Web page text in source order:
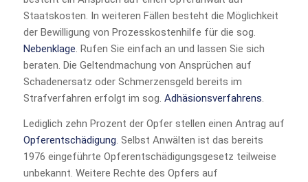
Staatskosten. In weiteren Fällen besteht die Möglichkeit
der Bewilligung von Prozesskostenhilfe für die sog.
Nebenklage. Rufen Sie einfach an und lassen Sie sich
beraten. Die Geltendmachung von Ansprüchen auf
Schadenersatz oder Schmerzensgeld bereits im
Strafverfahren erfolgt im sog. Adhäsionsverfahrens.
Lediglich zehn Prozent der Opfer stellen einen Antrag auf
Opferentschädigung. Selbst Anwälten ist das bereits
1976 eingeführte Opferentschädigungsgesetz teilweise
unbekannt. Weitere Rechte des Opfers auf